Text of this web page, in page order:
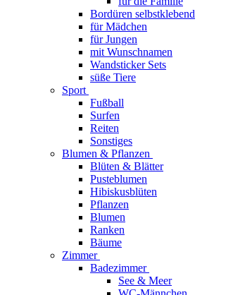
Bordüren selbstklebend
für Mädchen
für Jungen
mit Wunschnamen
Wandsticker Sets
süße Tiere
Sport
Fußball
Surfen
Reiten
Sonstiges
Blumen & Pflanzen
Blüten & Blätter
Pusteblumen
Hibiskusblüten
Pflanzen
Blumen
Ranken
Bäume
Zimmer
Badezimmer
See & Meer